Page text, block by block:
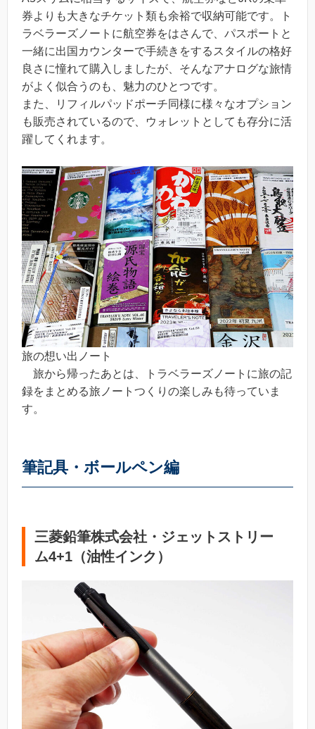
券よりも大きなチケット類も余裕で収納可能です。ト
ラベラーズノートに航空券をはさんで、パスポートと
一緒に出国カウンターで手続きをするスタイルの格好
良さに憧れて購入しましたが、そんなアナログな旅情
がよく似合うのも、魅力のひとつです。
また、リフィルパッドポーチ同様に様々なオプション
も販売されているので、ウォレットとしても存分に活
躍してくれます。
旅の想い出ノート
旅から帰ったあとは、トラベラーズノートに旅の記
録をまとめる旅ノートつくりの楽しみも待っていま
す。
筆記具・ボールペン編
三菱鉛筆株式会社・ジェットストリー
ム4+1（油性インク）